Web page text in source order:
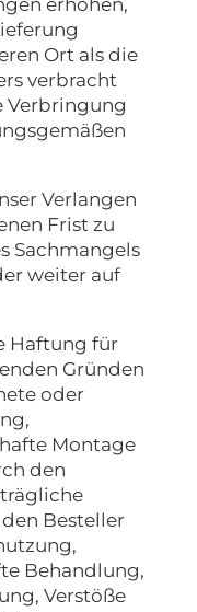
erhöhen,
Ort als die
verbracht
Verbringung
Verlangen
Frist zu
Sachmangels
weiter auf
Haftung für
Gründen
oder
Montage
den
Besteller
Behandlung,
Verstöße